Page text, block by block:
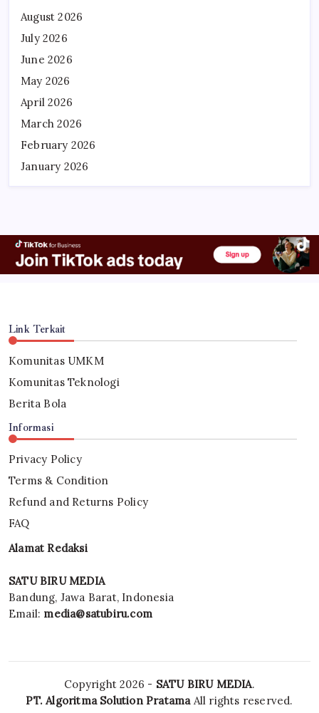
August 2026
July 2026
June 2026
May 2026
April 2026
March 2026
February 2026
January 2026
Link Terkait
Komunitas UMKM
Komunitas Teknologi
Berita Bola
Informasi
Privacy Policy
Terms & Condition
Refund and Returns Policy
FAQ
Alamat Redaksi
SATU BIRU MEDIA
Bandung, Jawa Barat, Indonesia
Email: media@satubiru.com
Copyright 2026 - SATU BIRU MEDIA.
PT. Algoritma Solution PratamaAll rights reserved.